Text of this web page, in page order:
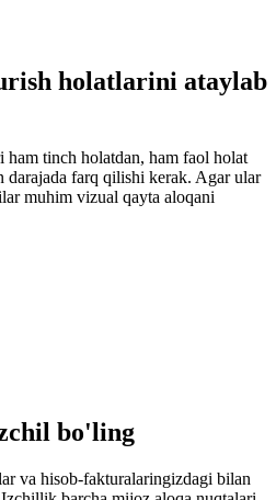
holatlarini ataylab
tinch holatdan, ham faol holat
darajada farq qilishi kerak. Agar ular
muhim vizual qayta aloqani
bo'ling
va hisob-fakturalaringizdagi bilan